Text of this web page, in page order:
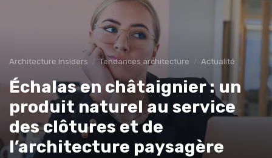
Architecture Insiders Tendances architecture Actualité
Échalas en châtaignier : un
produit naturel au service
des clôtures et de
l’architecture paysagère